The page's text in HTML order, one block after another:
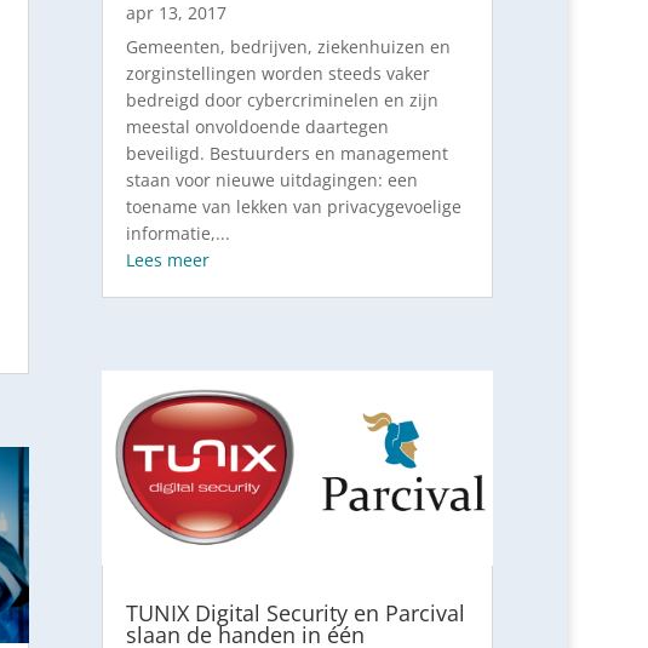
apr 13, 2017
Gemeenten, bedrijven, ziekenhuizen en
zorginstellingen worden steeds vaker
bedreigd door cybercriminelen en zijn
meestal onvoldoende daartegen
beveiligd. Bestuurders en management
staan voor nieuwe uitdagingen: een
toename van lekken van privacygevoelige
informatie,...
Lees meer
TUNIX Digital Security en Parcival
slaan de handen in één